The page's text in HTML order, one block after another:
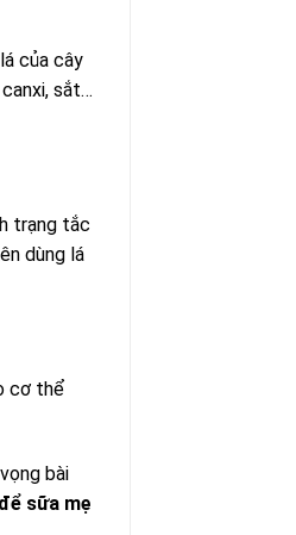
của cây
sắt…
trạng tắc
dùng lá
cơ thể
bài
sữa mẹ